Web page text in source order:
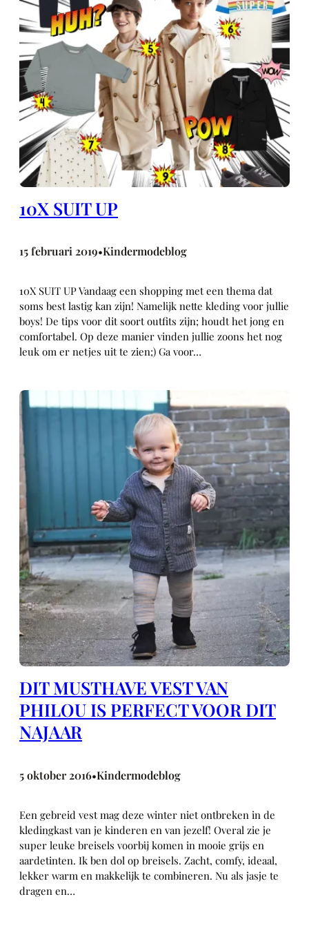
10X SUIT UP
15 februari 2019•Kindermodeblog
10X SUIT UP Vandaag een shopping met een thema dat
soms best lastig kan zijn! Namelijk nette kleding voor jullie
boys! De tips voor dit soort outfits zijn; houdt het jong en
comfortabel. Op deze manier vinden jullie zoons het nog
leuk om er netjes uit te zien;) Ga voor…
DIT MUSTHAVE VEST VAN
PHILOU IS PERFECT VOOR DIT
NAJAAR
5 oktober 2016•Kindermodeblog
Een gebreid vest mag deze winter niet ontbreken in de
kledingkast van je kinderen en van jezelf! Overal zie je
super leuke breisels voorbij komen in mooie grijs en
aardetinten. Ik ben dol op breisels. Zacht, comfy, ideaal,
lekker warm en makkelijk te combineren. Nu als jasje te
dragen en…